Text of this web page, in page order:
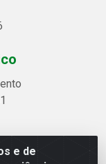
e de
2521 -